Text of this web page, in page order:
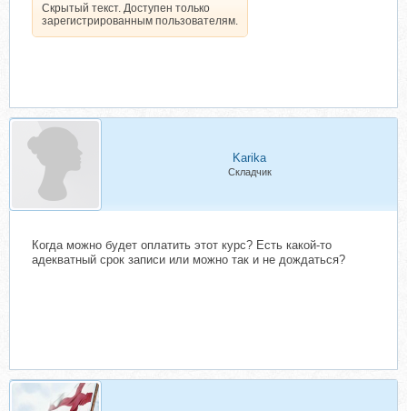
Скрытый текст. Доступен только
зарегистрированным пользователям.
Karika
Складчик
Когда можно будет оплатить этот курс? Есть какой-то
адекватный срок записи или можно так и не дождаться?